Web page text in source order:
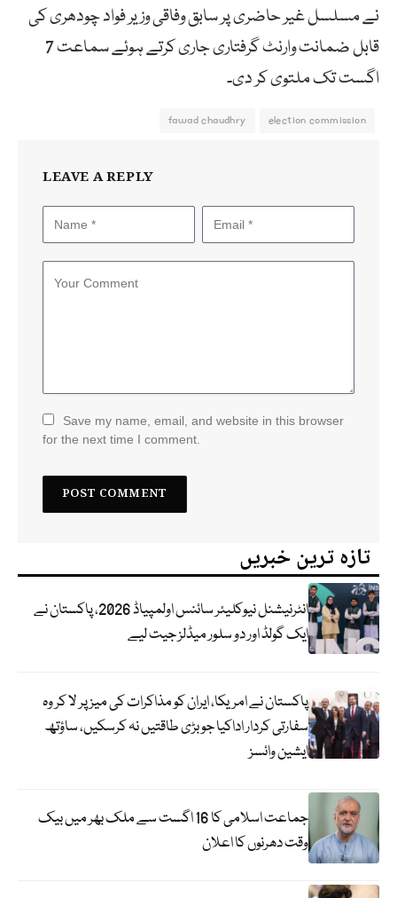
نے مسلسل غیر حاضری پر سابق وفاقی وزیر فواد چودھری کی
قابل ضمانت وارنٹ گرفتاری جاری کرتے ہوئے سماعت 7
اگست تک ملتوی کر دی۔
election commission
fawad chaudhry
LEAVE A REPLY
Save my name, email, and website in this browser
for the next time I comment.
تازہ ترین خبریں
انٹرنیشنل نیوکلیئر سائنس اولمپیاڈ 2026، پاکستان نے
ایک گولڈ اور دو سلور میڈلز جیت لیے
پاکستان نے امریکا، ایران کو مذاکرات کی میز پر لا کر وہ
سفارتی کردار اداکیا جو بڑی طاقتیں نہ کرسکیں، ساؤتھ
ایشین وائسز
جماعت اسلامی کا 16 اگست سے ملک بھر میں بیک
وقت دھرنوں کا اعلان